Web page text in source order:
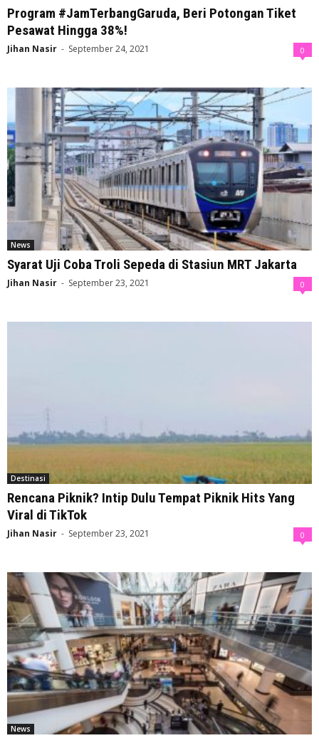
Program #JamTerbangGaruda, Beri Potongan Tiket
Pesawat Hingga 38%!
Jihan Nasir - September 24, 2021 0
News
Syarat Uji Coba Troli Sepeda di Stasiun MRT Jakarta
Jihan Nasir - September 23, 2021 0
Destinasi
Rencana Piknik? Intip Dulu Tempat Piknik Hits Yang
Viral di TikTok
Jihan Nasir - September 23, 2021 0
News